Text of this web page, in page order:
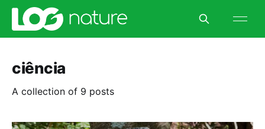
ciência
A collection of 9 posts